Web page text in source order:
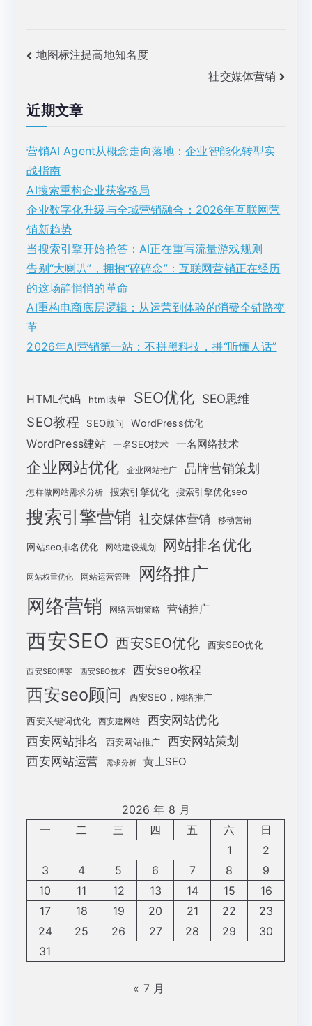
文
导
航
地图标注提高地知名度
社交媒体营销
近期文章
营销AI Agent从概念走向落地：企业智能化转型实
战指南
AI搜索重构企业获客格局
企业数字化升级与全域营销融合：2026年互联网营
销新趋势
当搜索引擎开始抢答：AI正在重写流量游戏规则
告别“大喇叭”，拥抱“碎碎念”：互联网营销正在经历
的这场静悄悄的革命
AI重构电商底层逻辑：从运营到体验的消费全链路变
革
2026年AI营销第一站：不拼黑科技，拼“听懂人话”
HTML代码 html表单 SEO优化 SEO思维
SEO教程 SEO顾问 WordPress优化
WordPress建站 一名SEO技术 一名网络技术
企业网站优化 企业网站推广 品牌营销策划
怎样做网站需求分析 搜索引擎优化 搜索引擎优化seo
搜索引擎营销 社交媒体营销 移动营销
网站seo排名优化 网站建设规划 网站排名优化
网站权重优化 网站运营管理 网络推广
网络营销 网络营销策略 营销推广
西安SEO 西安SEO优化 西安SEO优化
西安SEO博客 西安SEO技术 西安seo教程
西安seo顾问 西安SEO，网络推广
西安关键词优化 西安建网站 西安网站优化
西安网站排名 西安网站推广 西安网站策划
西安网站运营 需求分析 黄上SEO
2026 年 8 月
一
二 三 四 五 六
日
1
2
3
4 5 6 7 8
9
10
11 12 13 14 15
16
17
18 19 20 21 22
23
24
25 26 27 28 29
30
31
« 7 月